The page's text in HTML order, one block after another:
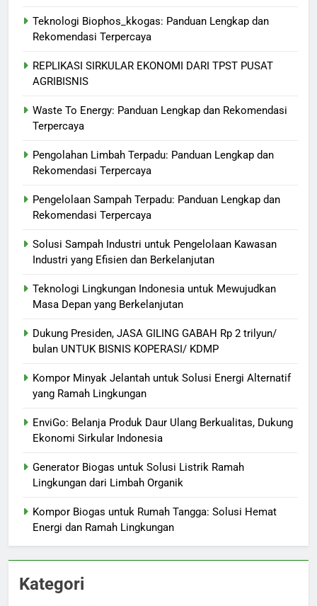
Teknologi Biophos_kkogas: Panduan Lengkap dan
Rekomendasi Terpercaya
REPLIKASI SIRKULAR EKONOMI DARI TPST PUSAT
AGRIBISNIS
Waste To Energy: Panduan Lengkap dan Rekomendasi
Terpercaya
Pengolahan Limbah Terpadu: Panduan Lengkap dan
Rekomendasi Terpercaya
Pengelolaan Sampah Terpadu: Panduan Lengkap dan
Rekomendasi Terpercaya
Solusi Sampah Industri untuk Pengelolaan Kawasan
Industri yang Efisien dan Berkelanjutan
Teknologi Lingkungan Indonesia untuk Mewujudkan
Masa Depan yang Berkelanjutan
Dukung Presiden, JASA GILING GABAH Rp 2 trilyun/
bulan UNTUK BISNIS KOPERASI/ KDMP
Kompor Minyak Jelantah untuk Solusi Energi Alternatif
yang Ramah Lingkungan
EnviGo: Belanja Produk Daur Ulang Berkualitas, Dukung
Ekonomi Sirkular Indonesia
Generator Biogas untuk Solusi Listrik Ramah
Lingkungan dari Limbah Organik
Kompor Biogas untuk Rumah Tangga: Solusi Hemat
Energi dan Ramah Lingkungan
Kategori